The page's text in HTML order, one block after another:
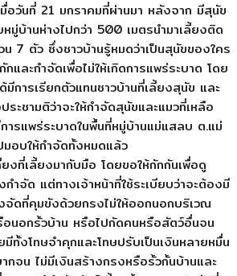
อวันที่ 21 มกราคมที่ผ่านมา หลังจาก มีสุนัข
บ้านห่างไปกว่า 500 เมตรนำมาเลี้ยงติด
7 ตัว ซึ่งชาวบ้านรู้หมดว่าเป็นสุนัขของใคร
ละกำจัดเพื่อไม่ให้เกิดการแพร่ระบาด โดย
การเรียกตัวแทนชาวบ้านที่เลี้ยงสุนัข และ
ะชามติว่าจะให้กำจัดสุนัขและแมวที่เหลือ
รแพร่ระบาดในพื้นที่หมู่บ้านแม่แสลบ ต.แม่
มอบให้กำจัดทั้งหมดแล้ว
งที่เลี้ยงมากับมือ โดยขอให้กักกันเพื่อดู
ำจัด แต่ทางเจ้าหน้าที่ใช้ระเบียบว่าจะต้องมี
จัดที่คุมขังด้วยกรงไม่ให้ออกนอกบริเวณ
นอกรั้วบ้าน หรือไปกัดคนหรือสัตว์อื่นจน
ทั้งโทษจำคุกและโทษปรับเป็นเงินหลายหมื่น
กจน ไม่มีเงินสร้างกรงหรือรั้วกั้นบ้านและ